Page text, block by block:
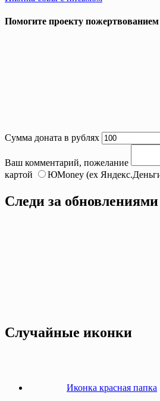
Помогите проекту
Сумма доната в рублях
Ваш комментарий, пожелание
картой
ЮMoney (ex
Следи за
Случайные иконки
Иконка красная папка